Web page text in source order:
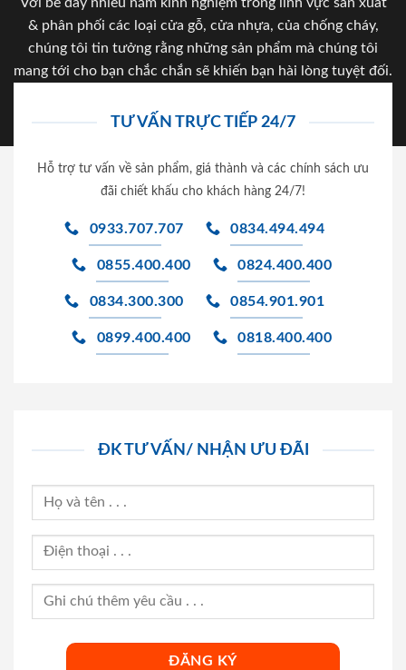
Với bề dày nhiều năm kinh nghiệm trong lĩnh vực sản xuất
& phân phối các loại cửa gỗ, cửa nhựa, của chống cháy,
chúng tôi tin tưởng rằng những sản phẩm mà chúng tôi
mang tới cho bạn chắc chắn sẽ khiến bạn hài lòng tuyệt đối.
TƯ VẤN TRỰC TIẾP 24/7
Hỗ trợ tư vấn về sản phẩm, giá thành và các chính sách ưu
đãi chiết khấu cho khách hàng 24/7!
0933.707.707 0834.494.494
0855.400.400 0824.400.400
0834.300.300 0854.901.901
0899.400.400 0818.400.400
ĐK TƯ VẤN/ NHẬN ƯU ĐÃI